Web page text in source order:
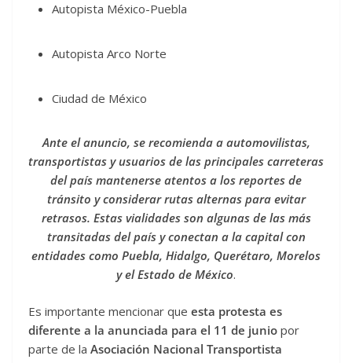
Autopista México-Puebla
Autopista Arco Norte
Ciudad de México
Ante el anuncio, se recomienda a automovilistas,
transportistas y usuarios de las principales carreteras
del país mantenerse atentos a los reportes de
tránsito y considerar rutas alternas para evitar
retrasos. Estas vialidades son algunas de las más
transitadas del país y conectan a la capital con
entidades como Puebla, Hidalgo, Querétaro, Morelos
y el Estado de México.
Es importante mencionar que esta protesta es
diferente a la anunciada para el 11 de junio por
parte de la Asociación Nacional Transportista